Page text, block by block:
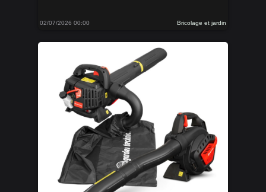
02/07/2026 00:00 Bricolage et jardin